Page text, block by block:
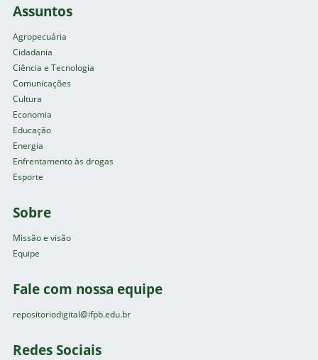
Assuntos
Agropecuária
Cidadania
Ciência e Tecnologia
Comunicações
Cultura
Economia
Educação
Energia
Enfrentamento às drogas
Esporte
Sobre
Missão e visão
Equipe
Fale com nossa equipe
repositoriodigital@ifpb.edu.br
Redes Sociais